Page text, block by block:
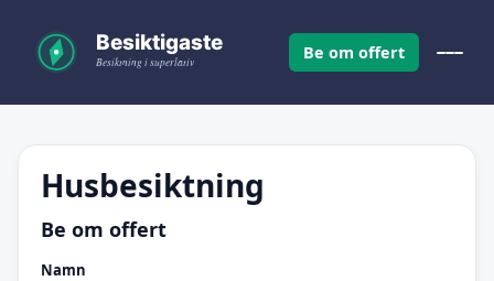
Be om offert
Husbesiktning
Be om offert
Namn